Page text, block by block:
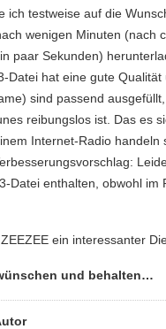
ich testweise auf die
wenigen Minuten (nach
paar Sekunden)
Datei hat eine gute Qualität
sind passend
reibungslos ist. Das es
Internet-Radio handeln
Datei enthalten, obwohl im
ein interessanter
und behalten…